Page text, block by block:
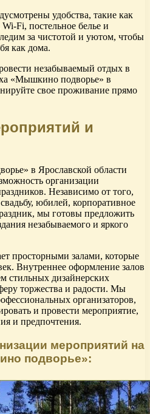
удобства, такие как
Fi, постельное белье и
за чистотой и уютом, чтобы
как дома.
незабываемый отдых в
«Мышкино подворье» в
свое проживание прямо
и
в Ярославской области
организации
Независимо от того,
юбилей, корпоративное
мы готовы предложить
незабываемого и яркого
просторными залами, которые
Внутреннее оформление залов
стильных дизайнерских
торжества и радости. Мы
организаторов,
и провести мероприятие,
и предпочтения.
мероприятий на
подворье»: